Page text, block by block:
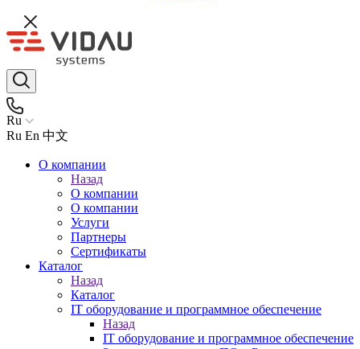
Ru
Ru En 中文
О компании
Назад
О компании
О компании
Услуги
Партнеры
Сертификаты
Каталог
Назад
Каталог
IT оборудование и программное обеспечение
Назад
IT оборудование и программное обеспечение